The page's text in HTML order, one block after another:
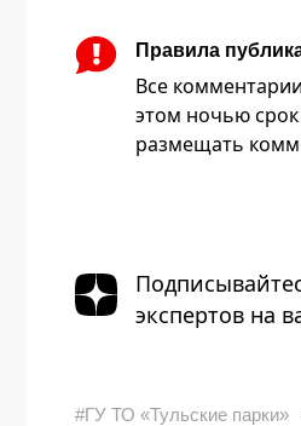
Правила
Все
этом ночью
размещать
экспертов на
#ГУ ТО «Тульские парки»